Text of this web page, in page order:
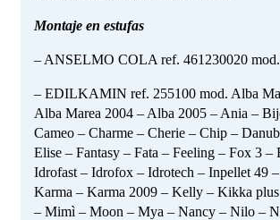
Montaje en estufas
– ANSELMO COLA ref. 461230020 mod.
– EDILKAMIN ref. 255100 mod. Alba
Alba Marea 2004 – Alba 2005 – Ania –
Cameo – Charme – Cherie – Chip –
Elise – Fantasy – Fata – Feeling – Fox 3 –
Idrofast – Idrofox – Idrotech – Inpellet 49
Karma – Karma 2009 – Kelly – Kikka
– Mimì – Moon – Mya – Nancy – Nilo –